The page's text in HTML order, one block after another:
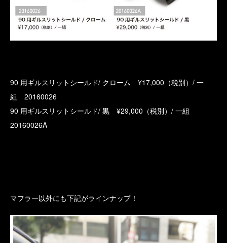
90 用ギルスリットシールド/ クローム ¥17,000（税別）/ 一
組 20160026
90 用ギルスリットシールド/ 黒 ¥29,000（税別）/ 一組
20160026A
マフラー以外にも下記がラインナップ！